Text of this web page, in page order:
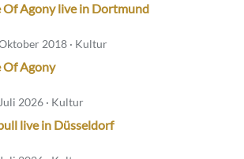
Of Agony live in Dortmund
2018 · Kultur
Of Agony
2026 · Kultur
live in Düsseldorf